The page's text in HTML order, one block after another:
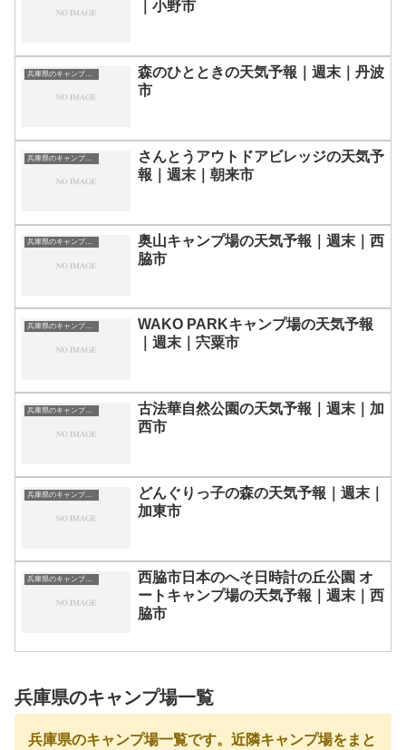
｜小野市
兵庫県のキャンプ場一覧
森のひとときの天気予報｜週末｜丹波
市
兵庫県のキャンプ場一覧
さんとうアウトドアビレッジの天気予
報｜週末｜朝来市
兵庫県のキャンプ場一覧
奥山キャンプ場の天気予報｜週末｜西
脇市
兵庫県のキャンプ場一覧
WAKO PARKキャンプ場の天気予報
｜週末｜宍粟市
兵庫県のキャンプ場一覧
古法華自然公園の天気予報｜週末｜加
西市
兵庫県のキャンプ場一覧
どんぐりっ子の森の天気予報｜週末｜
加東市
兵庫県のキャンプ場一覧
西脇市日本のへそ日時計の丘公園 オ
ートキャンプ場の天気予報｜週末｜西
脇市
兵庫県のキャンプ場一覧
兵庫県のキャンプ場一覧です。近隣キャンプ場をまと